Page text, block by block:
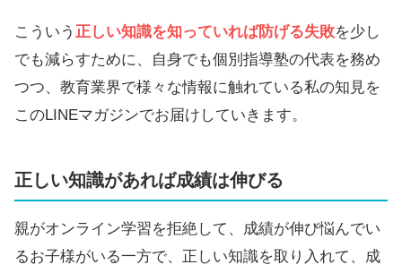
こういう 正しい知識を知っていれば防げる失敗を少し
でも減らすために、自身でも個別指導塾の代表を務め
つつ、教育業界で様々な情報に触れている私の知見を
このLINEマガジンでお届けしていきます。
正しい知識があれば成績は伸びる
親がオンライン学習を拒絶して、成績が伸び悩んでい
るお子様がいる一方で、正しい知識を取り入れて、成